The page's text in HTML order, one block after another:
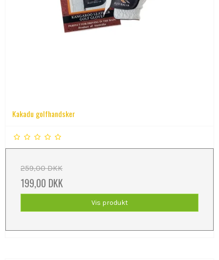
Kakadu golfhandsker
259,00 DKK
199,00 DKK
Vis produkt